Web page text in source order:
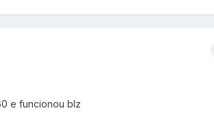
e funcionou blz